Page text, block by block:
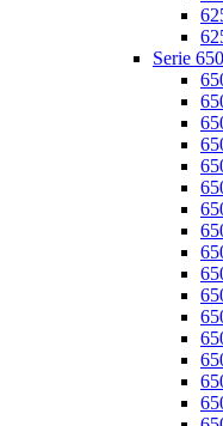
Serie 650